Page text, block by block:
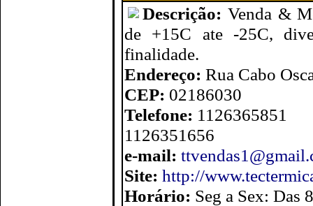
Descrição: Venda &
de +15C ate -25C,
finalidade.
Endereço: Rua Cabo
CEP: 02186030
Telefone: 1126365851
1126351656
e-mail:
Site: http://
Horário: Seg a Sex: Das